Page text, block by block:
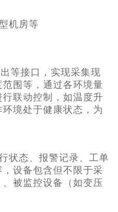
机房等
等接口，实现采集现
围等，通过各环境量
联动控制，如温度升
境处于健康状态，为
状态、报警记录、工单
设备包含但不限于采
被监控设备（如变压